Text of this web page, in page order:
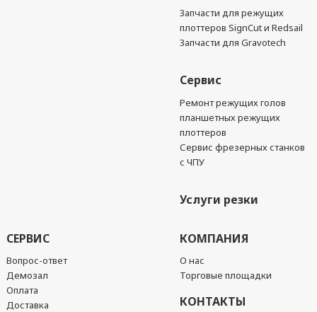
Запчасти для режущих
плоттеров SignCut и Redsail
Запчасти для Gravotech
Сервис
Ремонт режущих голов
планшетных режущих
плоттеров
Сервис фрезерных станков
с ЧПУ
Услуги резки
СЕРВИС
Вопрос-ответ
Демозал
Оплата
Доставка
КОМПАНИЯ
О нас
Торговые площадки
КОНТАКТЫ